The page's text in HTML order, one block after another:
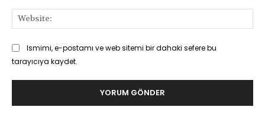
Ismimi, e-postamı ve web sitemi bir dahaki sefere bu
tarayıcıya kaydet.